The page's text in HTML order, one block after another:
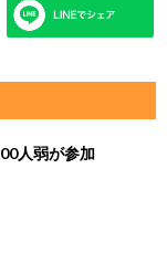
人弱が参加